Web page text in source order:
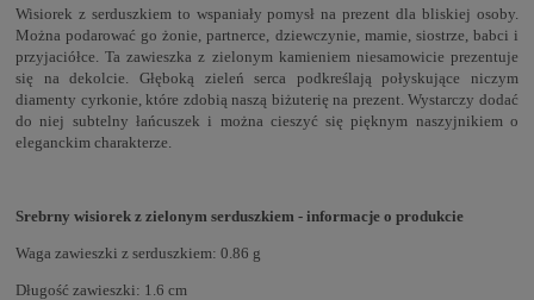
Wisiorek z serduszkiem to wspaniały pomysł na prezent dla bliskiej osoby.
Można podarować go żonie, partnerce, dziewczynie, mamie, siostrze, babci i
przyjaciółce. Ta zawieszka z zielonym kamieniem niesamowicie prezentuje
się na dekolcie. Głęboką zieleń serca podkreślają połyskujące niczym
diamenty cyrkonie, które zdobią naszą biżuterię na prezent. Wystarczy dodać
do niej subtelny łańcuszek i można cieszyć się pięknym naszyjnikiem o
eleganckim charakterze.
Srebrny wisiorek z zielonym serduszkiem - informacje o produkcie
Waga zawieszki z serduszkiem: 0.86 g
Długość zawieszki: 1.6 cm